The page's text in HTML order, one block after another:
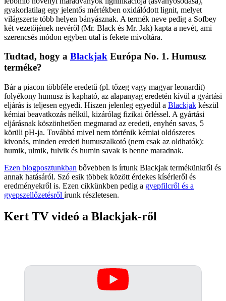
gyakorlatilag egy jelentős mértékben oxidálódott lignit, melyet
világszerte több helyen bányásznak. A termék neve pedig a Sofbey
két vezetőjének nevéről (Mr. Black és Mr. Jak) kapta a nevét, ami
szerencsés módon egyben utal is fekete mivoltára.
Tudtad, hogy a Blackjak Európa No. 1. Humusz
terméke?
Bár a piacon többféle eredetű (pl. tőzeg vagy magyar leonardit)
folyékony humusz is kapható, az alapanyag eredetén kívül a gyártási
eljárás is teljesen egyedi. Hiszen jelenleg egyedül a Blackjak készül
kémiai beavatkozás nélkül, kizárólag fizikai őrléssel. A gyártási
eljárásnak köszönhetően megmarad az eredeti, enyhén savas, 5
körüli pH-ja. Továbbá mivel nem történik kémiai oldószeres
kivonás, minden eredeti humuszalkotó (nem csak az oldhatók):
humik, ulmik, fulvik és humin savak is benne maradnak.
Ezen blogposztunkban bővebben is írtunk Blackjak termékünkről és
annak hatásáról. Szó esik többek között érdekes kísérleről és
eredményekről is. Ezen cikkünkben pedig a gyepfilcről és a
gyepszellőzetésről írunk részletesen.
Kert TV videó a Blackjak-ről